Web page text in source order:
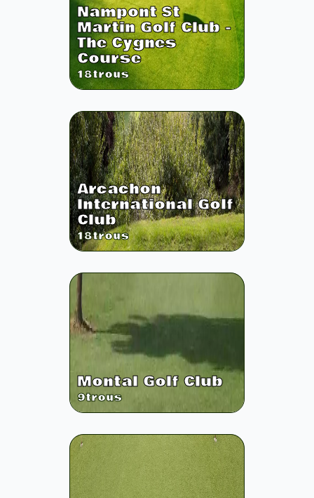
Nampont St
Martin Golf Club -
The Cygnes
Course
18trous
Arcachon
International Golf
Club
18trous
Montal Golf Club
9trous